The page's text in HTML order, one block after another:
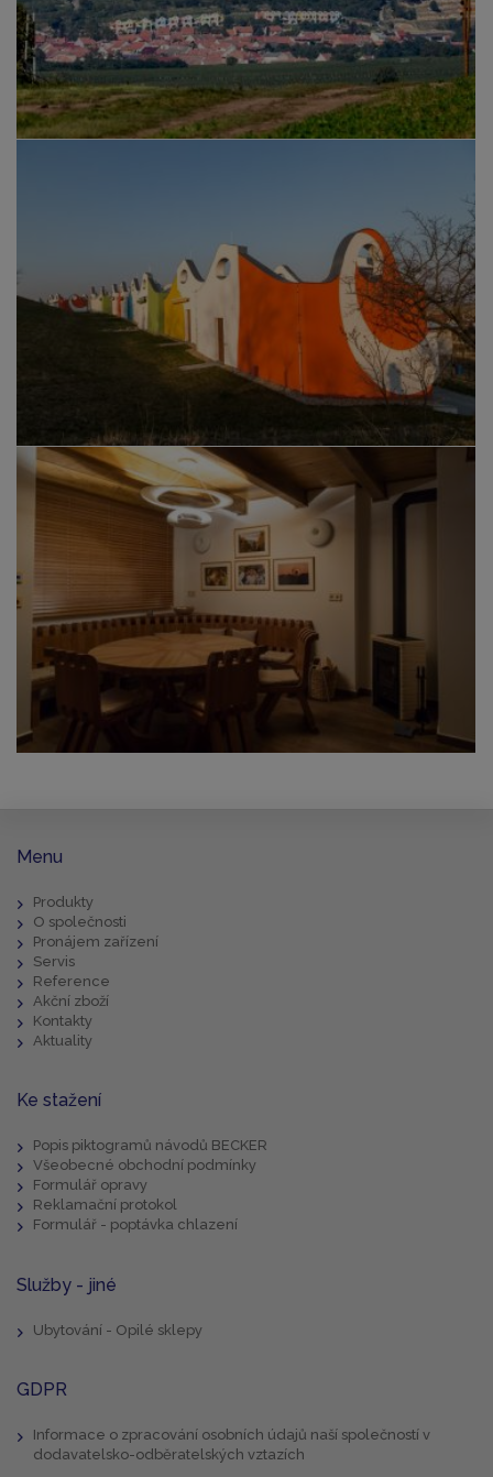
Menu
Produkty
O společnosti
Pronájem zařízení
Servis
Reference
Akční zboží
Kontakty
Aktuality
Ke stažení
Popis piktogramů návodů BECKER
Všeobecné obchodní podmínky
Formulář opravy
Reklamační protokol
Formulář - poptávka chlazení
Služby - jiné
Ubytování - Opilé sklepy
GDPR
Informace o zpracování osobních údajů naší společností v
dodavatelsko-odběratelských vztazích